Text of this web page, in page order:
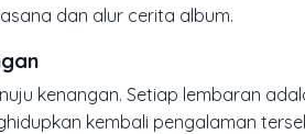
dan alur cerita album.
kenangan. Setiap lembaran
kembali pengalaman